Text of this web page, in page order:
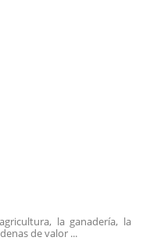
la ganadería, la
de valor ...